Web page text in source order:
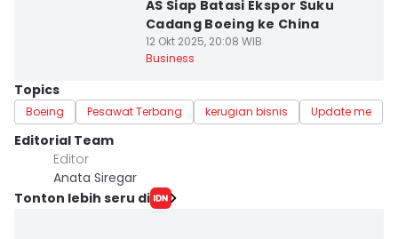
AS Siap Batasi Ekspor Suku
Cadang Boeing ke China
12 Okt 2025, 20:08 WIB
Business
Topics
Boeing Pesawat Terbang kerugian bisnis Update me
Editorial Team
Editor
Anata Siregar
Tonton lebih seru di